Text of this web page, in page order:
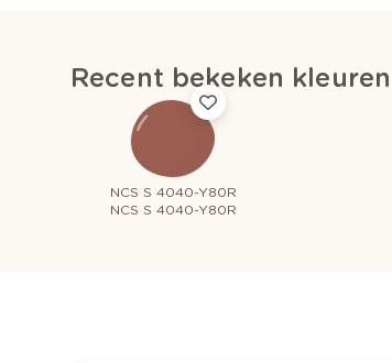
Recent bekeken kleuren
NCS S 4040-Y80R
NCS S 4040-Y80R